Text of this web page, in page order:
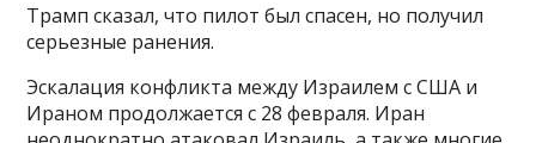
Трамп сказал, что пилот был спасен, но получил
серьезные ранения.
Эскалация конфликта между Израилем с США и
Ираном продолжается с 28 февраля. Иран